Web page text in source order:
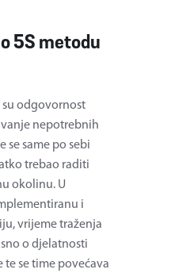
5S metodu
odgovornost
nepotrebnih
se same po sebi
trebao raditi
okolinu. U
i
vrijeme traženja
o djelatnosti
se time povećava